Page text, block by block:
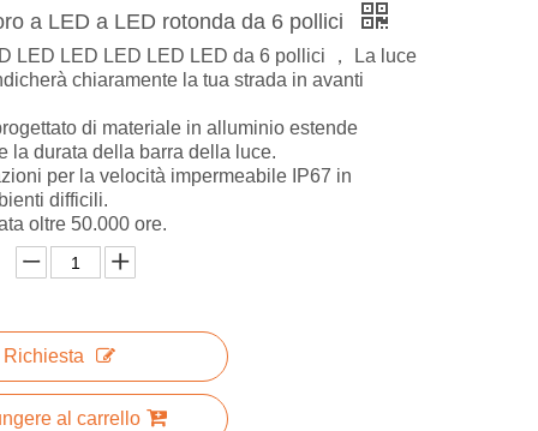
a LED a LED rotonda da 6 pollici
LED LED LED LED LED da 6 pollici ， La luce
chiaramente la tua strada in avanti
di materiale in alluminio estende
la durata della barra della luce.
per la velocità impermeabile IP67 in
difficili.
oltre 50.000 ore.
Richiesta
al carrello